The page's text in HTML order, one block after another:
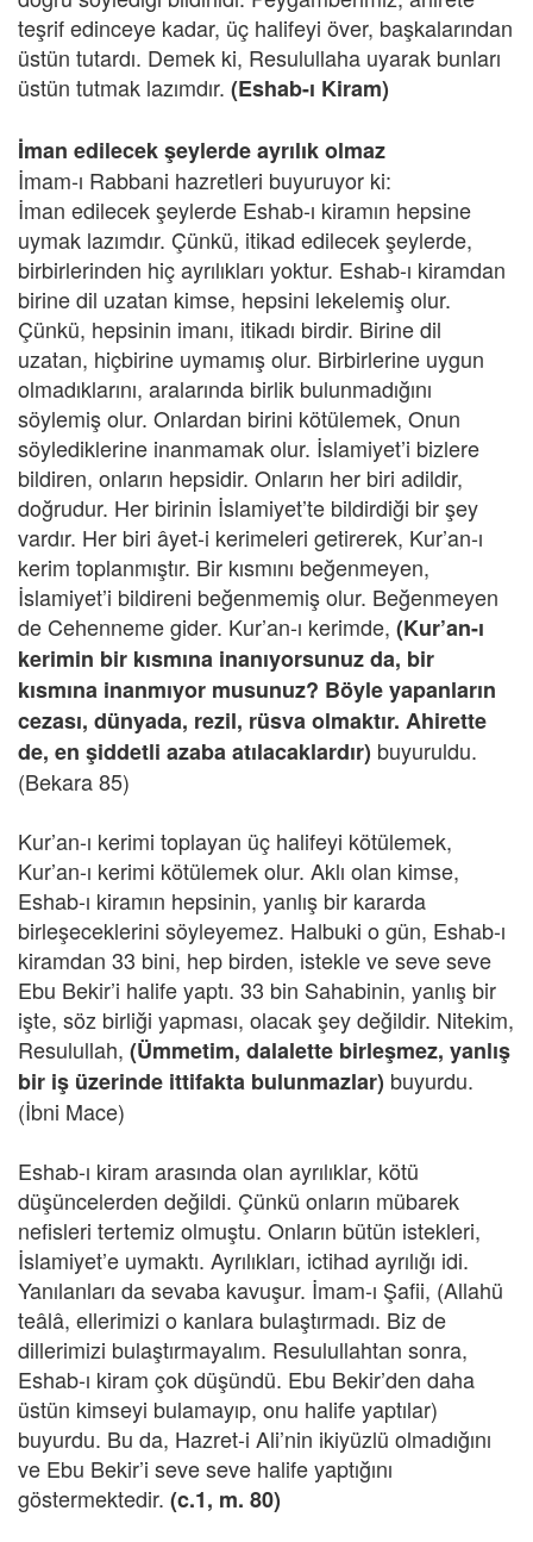
teşrif edinceye kadar, üç halifeyi över, başkalarından
üstün tutardı. Demek ki, Resulullaha uyarak bunları
üstün tutmak lazımdır. (Eshab-ı Kiram)
İman edilecek şeylerde ayrılık olmaz
İmam-ı Rabbani hazretleri buyuruyor ki:
İman edilecek şeylerde Eshab-ı kiramın hepsine
uymak lazımdır. Çünkü, itikad edilecek şeylerde,
birbirlerinden hiç ayrılıkları yoktur. Eshab-ı kiramdan
birine dil uzatan kimse, hepsini lekelemiş olur.
Çünkü, hepsinin imanı, itikadı birdir. Birine dil
uzatan, hiçbirine uymamış olur. Birbirlerine uygun
olmadıklarını, aralarında birlik bulunmadığını
söylemiş olur. Onlardan birini kötülemek, Onun
söylediklerine inanmamak olur. İslamiyet’i bizlere
bildiren, onların hepsidir. Onların her biri adildir,
doğrudur. Her birinin İslamiyet’te bildirdiği bir şey
vardır. Her biri âyet-i kerimeleri getirerek, Kur’an-ı
kerim toplanmıştır. Bir kısmını beğenmeyen,
İslamiyet’i bildireni beğenmemiş olur. Beğenmeyen
de Cehenneme gider. Kur’an-ı kerimde, (Kur’an-ı
kerimin bir kısmına inanıyorsunuz da, bir
kısmına inanmıyor musunuz? Böyle yapanların
cezası, dünyada, rezil, rüsva olmaktır. Ahirette
de, en şiddetli azaba atılacaklardır) buyuruldu.
(Bekara 85)
Kur’an-ı kerimi toplayan üç halifeyi kötülemek,
Kur’an-ı kerimi kötülemek olur. Aklı olan kimse,
Eshab-ı kiramın hepsinin, yanlış bir kararda
birleşeceklerini söyleyemez. Halbuki o gün, Eshab-ı
kiramdan 33 bini, hep birden, istekle ve seve seve
Ebu Bekir’i halife yaptı. 33 bin Sahabinin, yanlış bir
işte, söz birliği yapması, olacak şey değildir. Nitekim,
Resulullah, (Ümmetim, dalalette birleşmez, yanlış
bir iş üzerinde ittifakta bulunmazlar) buyurdu.
(İbni Mace)
Eshab-ı kiram arasında olan ayrılıklar, kötü
düşüncelerden değildi. Çünkü onların mübarek
nefisleri tertemiz olmuştu. Onların bütün istekleri,
İslamiyet’e uymaktı. Ayrılıkları, ictihad ayrılığı idi.
Yanılanları da sevaba kavuşur. İmam-ı Şafii, (Allahü
teâlâ, ellerimizi o kanlara bulaştırmadı. Biz de
dillerimizi bulaştırmayalım. Resulullahtan sonra,
Eshab-ı kiram çok düşündü. Ebu Bekir’den daha
üstün kimseyi bulamayıp, onu halife yaptılar)
buyurdu. Bu da, Hazret-i Ali’nin ikiyüzlü olmadığını
ve Ebu Bekir’i seve seve halife yaptığını
göstermektedir. (c.1, m. 80)